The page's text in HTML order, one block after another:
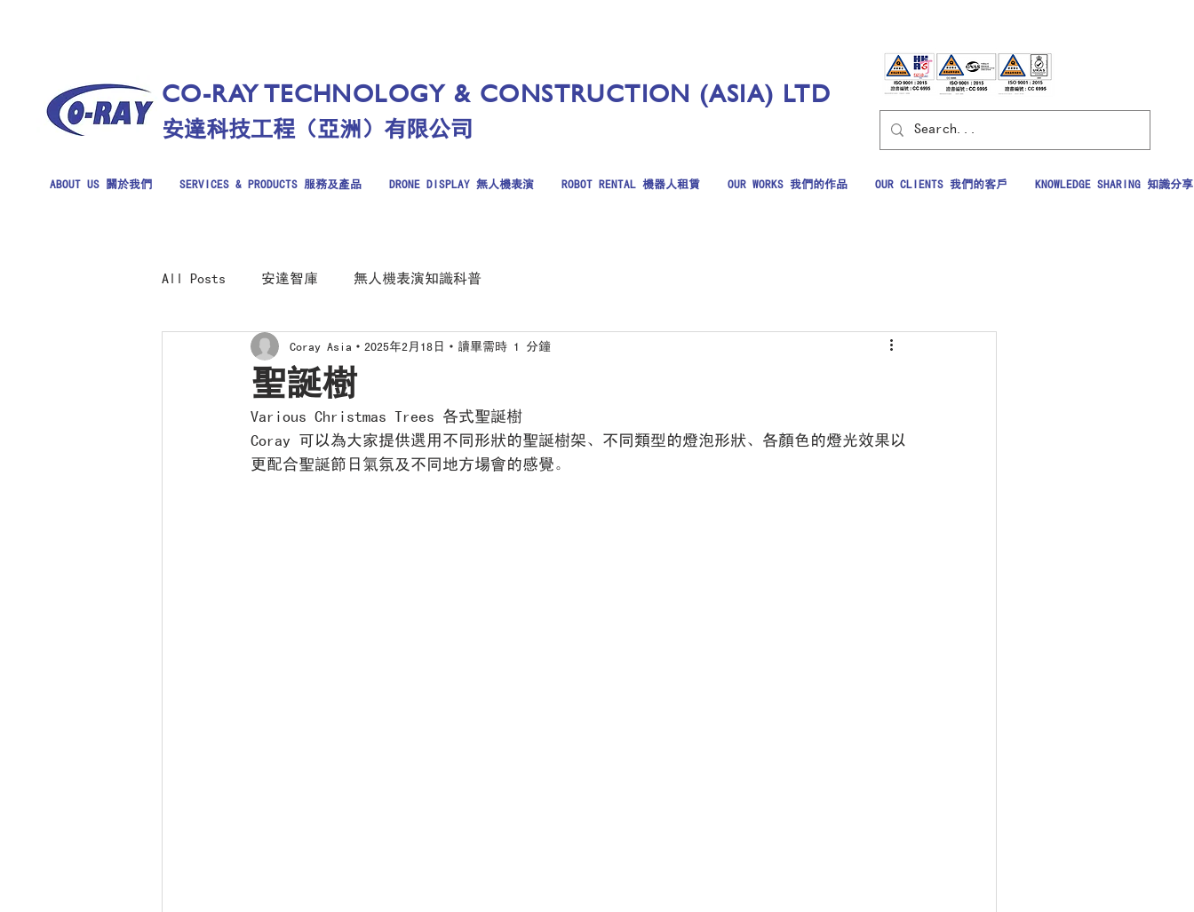
CO-RAY TECHNOLOGY & CONSTRUCTION (ASIA) LTD
安達科技工程（亞洲）有限公司
ABOUT US 關於我們 SERVICES & PRODUCTS 服務及產品 DRONE DISPLAY 無人機表演 ROBOT RENTAL 機器人租賃 OUR WORKS 我們的作品 OUR CLIENTS 我們的客戶 KNOWLEDGE SHARING 知識分享
All Posts 安達智庫 無人機表演知識科普
聖誕樹
Coray Asia 2025年2月18日 讀畢需時 1 分鐘
Various Christmas Trees 各式聖誕樹
Coray 可以為大家提供選用不同形狀的聖誕樹架、不同類型的燈泡形狀、各顏色的燈光效果以
更配合聖誕節日氣氛及不同地方場會的感覺。